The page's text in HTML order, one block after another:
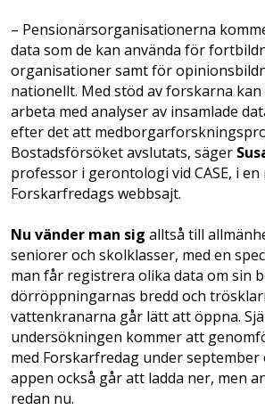
– Pensionärsorganisationerna
data som de kan använda för
organisationer samt för
nationellt. Med stöd av forskarna
arbeta med analyser av insamlade
efter det att
Bostadsförsöket avslutats, säger
professor i gerontologi vid CASE, i en
Forskarfredags webbsajt.
Nu vänder man sig alltså till
seniorer och skolklasser, med en
man får registrera olika data om sin
dörröppningarnas bredd och
vattenkranarna går lätt att öppna.
undersökningen kommer att
med Forskarfredag under september
appen också går att ladda ner, men
redan nu.